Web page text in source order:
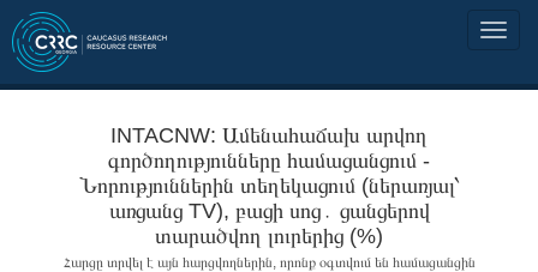
INTACNW: Ամենահաճախ արվող
գործողությունները համացանցում -
Նորություններին տեղեկացում (ներառյալ՝
առցանց TV), բացի սոց․ ցանցերով
տարածվող լուրերից (%)
Հարցը տրվել է այն հարցվողներին, որոնք օգտվում են համացանցին